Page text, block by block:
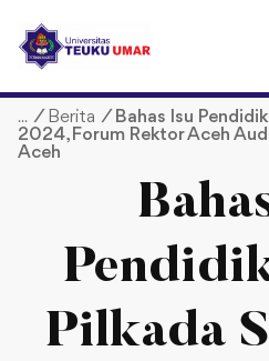
p
/ Berita / Bahas Isu
2024, Forum Rektor Aceh
Aceh
Pilkada